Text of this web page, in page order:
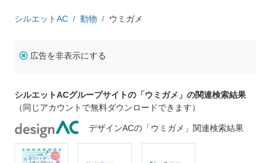
シルエットAC 動物 ウミガメ
広告を非表示にする
シルエットACグループサイトの「ウミガメ」の関連検索結果
（同じアカウントで無料ダウンロードできます）
デザインACの「ウミガメ」関連検索結果